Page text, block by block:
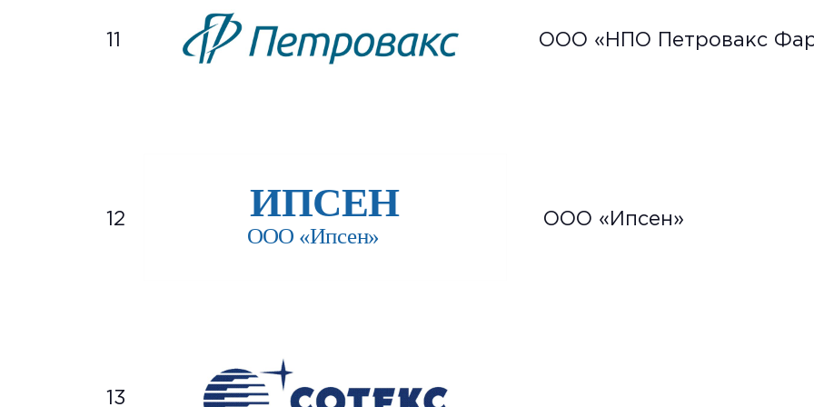
11 ООО «НПО Петровакс
12 ООО «Ипсен»
13